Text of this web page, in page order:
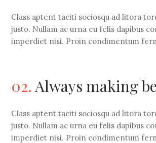
Class aptent taciti sociosqu ad litora
justo. Nullam ac urna eu felis dapibus
imperdiet nisi. Proin condimentum
02.Always making
Class aptent taciti sociosqu ad litora
justo. Nullam ac urna eu felis dapibus
imperdiet nisi. Proin condimentum